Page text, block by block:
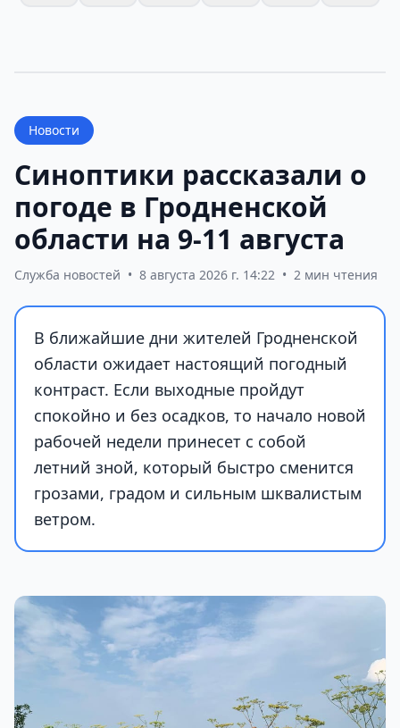
Новости
Синоптики рассказали о
погоде в Гродненской
области на 9-11 августа
Служба новостей • 8 августа 2026 г. 14:22 • 2 мин чтения
В ближайшие дни жителей Гродненской
области ожидает настоящий погодный
контраст. Если выходные пройдут
спокойно и без осадков, то начало новой
рабочей недели принесет с собой
летний зной, который быстро сменится
грозами, градом и сильным шквалистым
ветром.